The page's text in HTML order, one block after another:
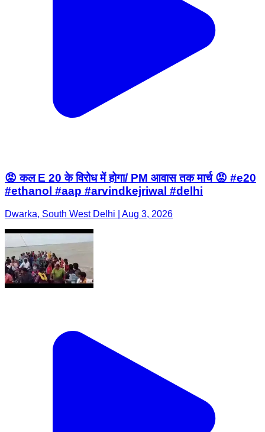
😡 कल E 20 के विरोध में होगा/ PM आवास तक मार्च 😡 #e20
#ethanol #aap #arvindkejriwal #delhi
Dwarka, South West Delhi | Aug 3, 2026